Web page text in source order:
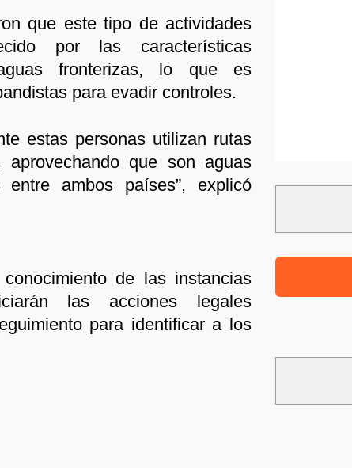
que este tipo de actividades
por las características
fronterizas, lo que es
para evadir controles.
estas personas utilizan rutas
que son aguas
entre ambos países”, explicó
de las instancias
las acciones legales
para identificar a los